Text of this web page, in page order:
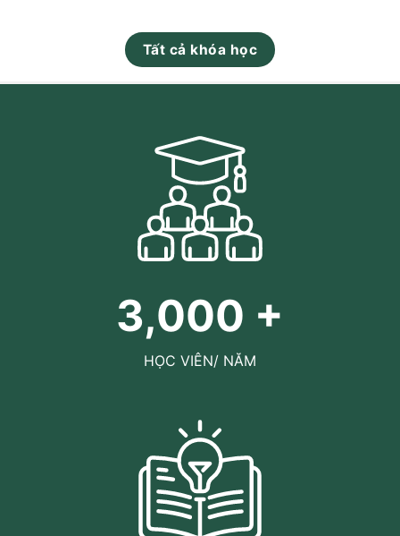
Tất cả khóa học
3,000 +
HỌC VIÊN/ NĂM